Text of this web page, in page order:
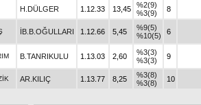
H.DÜLGER 1.12.33 13,45
%2(9)
%3(9)
8
İB.B.OĞULLARI 1.12.66 5,45
%9(5)
%10(5)
6
B.TANRIKULU 1.13.03 2,60
%3(3)
%3(3)
9
AR.KILIÇ 1.13.77 8,25
%3(8)
%3(8)
10